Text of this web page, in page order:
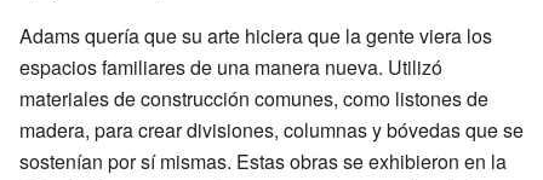
Adams quería que su arte hiciera que la gente viera los
espacios familiares de una manera nueva. Utilizó
materiales de construcción comunes, como listones de
madera, para crear divisiones, columnas y bóvedas que se
sostenían por sí mismas. Estas obras se exhibieron en la